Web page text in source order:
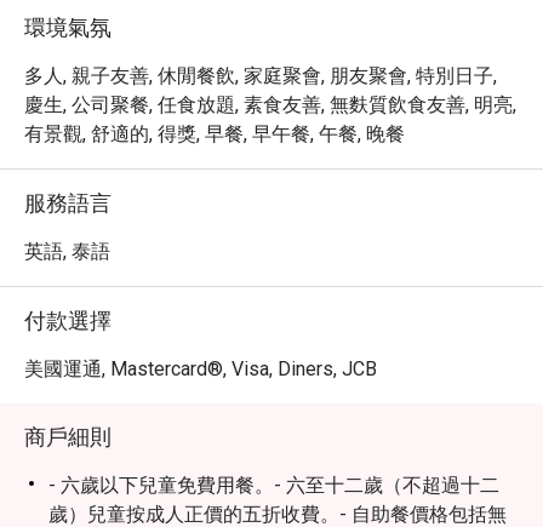
・透過 Eatigo 預訂 Atrium @ The Landmark Bangkok，即
可享受高達 5 折的優惠，讓您以更超值的價格，享受奢華
的美食體驗。
環境氣氛
多人, 親子友善, 休閒餐飲, 家庭聚會, 朋友聚會, 特別日子,
慶生, 公司聚餐, 任食放題, 素食友善, 無麩質飲食友善, 明亮,
有景觀, 舒適的, 得獎, 早餐, 早午餐, 午餐, 晚餐
服務語言
英語, 泰語
付款選擇
美國運通, Mastercard®, Visa, Diners, JCB
商戶細則
- 六歲以下兒童免費用餐。- 六至十二歲（不超過十二
歲）兒童按成人正價的五折收費。- 自助餐價格包括無